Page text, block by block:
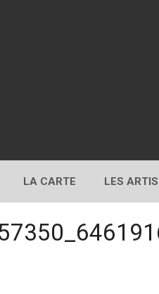
LA CARTE LES